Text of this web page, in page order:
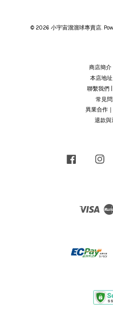
© 2026 小宇宙溜溜球專賣店.
商店簡介
本店地
聯繫我們
常見問
異業合作
退款與
Facebook
Visa